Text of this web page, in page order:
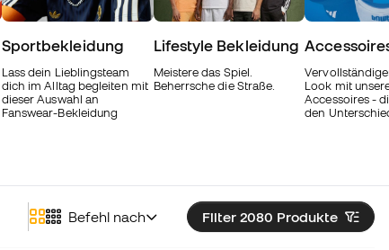
Sportbekleidung
Lass dein Lieblingsteam
dich im Alltag begleiten mit
dieser Auswahl an
Fanswear-Bekleidung
Lifestyle Bekleidung
Meistere das Spiel.
Beherrsche die Straße.
Look mit
Accessoires -
den
Filter 2080 Produkte
Befehl nach